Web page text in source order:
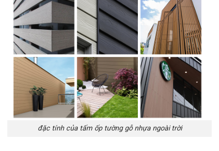
đặc tính của tấm ốp tường gỗ nhựa ngoài trời